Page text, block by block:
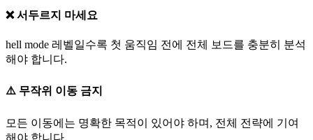
❌ 서두르지 마세요
hell mode 레벨일수록 첫 움직임 전에 전체 보드를 충분히 분석
해야 합니다.
⚠️ 무작위 이동 금지
모든 이동에는 명확한 목적이 있어야 하며, 전체 전략에 기여
해야 합니다.